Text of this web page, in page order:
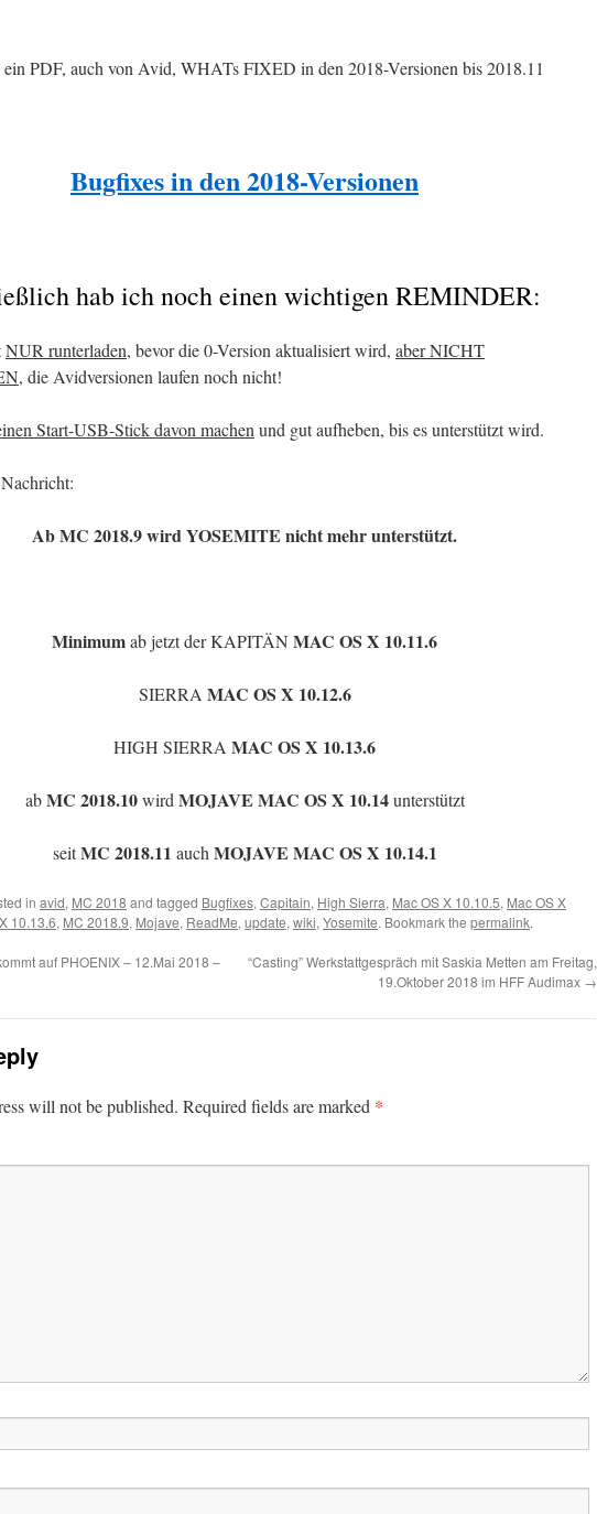
PDF, auch von Avid, WHATs FIXED in den 2018-Versionen bis 2018.11
Bugfixes in den 2018-Versionen
hab ich noch einen wichtigen REMINDER:
NUR runterladen, bevor die 0-Version aktualisiert wird, aber NICHT
, die Avidversionen laufen noch nicht!
Start-USB-Stick davon machen und gut aufheben, bis es unterstützt wird.
Ab MC 2018.9 wird YOSEMITE nicht mehr unterstützt.
Minimumab jetzt der KAPITÄN MAC OS X 10.11.6
SIERRA MAC OS X 10.12.6
HIGH SIERRA MAC OS X 10.13.6
abMC 2018.10wird MOJAVE MAC OS X 10.14unterstützt
seitMC 2018.11 auch MOJAVE MAC OS X 10.14.1
in avid, MC 2018 and tagged Bugfixes, Capitain, High Sierra, Mac OS X 10.10.5, Mac OS X
10.13.6, MC 2018.9, Mojave, ReadMe, update, wiki, Yosemite. Bookmark the permalink.
auf PHOENIX – 12.Mai 2018 –
“Casting” Werkstattgespräch mit Saskia Metten am Freitag,
19.Oktober 2018 im HFF Audimax →
will not be published. Required fields are marked *